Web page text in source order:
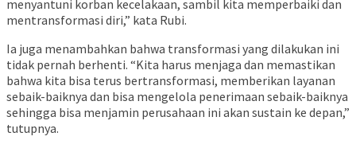
menyantuni korban kecelakaan, sambil kita memperbaiki dan
mentransformasi diri,” kata Rubi.
Ia juga menambahkan bahwa transformasi yang dilakukan ini
tidak pernah berhenti. “Kita harus menjaga dan memastikan
bahwa kita bisa terus bertransformasi, memberikan layanan
sebaik-baiknya dan bisa mengelola penerimaan sebaik-baiknya
sehingga bisa menjamin perusahaan ini akan sustain ke depan,”
tutupnya.